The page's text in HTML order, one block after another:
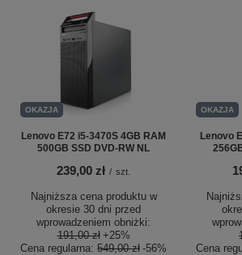
OKAZJA
Lenovo E72 i5-3470S 4GB RAM
500GB SSD DVD-RW NL
239,00 zł / szt.
Najniższa cena produktu w
okresie 30 dni przed
wprowadzeniem obniżki:
191,00 zł +25%
Cena regularna: 549,00 zł -56%
OKAZJA
Lenovo
Cena